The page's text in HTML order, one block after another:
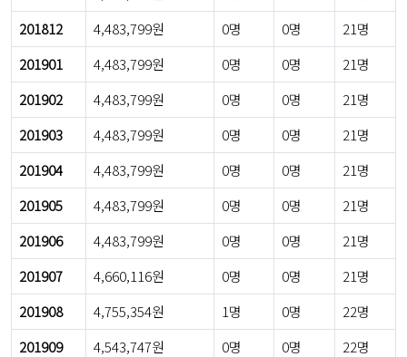
201812
4,483,799원 0명 0명
21명
201901
4,483,799원 0명 0명
21명
201902
4,483,799원 0명 0명
21명
201903
4,483,799원 0명 0명
21명
201904
4,483,799원 0명 0명
21명
201905
4,483,799원 0명 0명
21명
201906
4,483,799원 0명 0명
21명
201907
4,660,116원 0명 0명
21명
201908
4,755,354원 1명 0명
22명
201909
4,543,747원 0명 0명
22명